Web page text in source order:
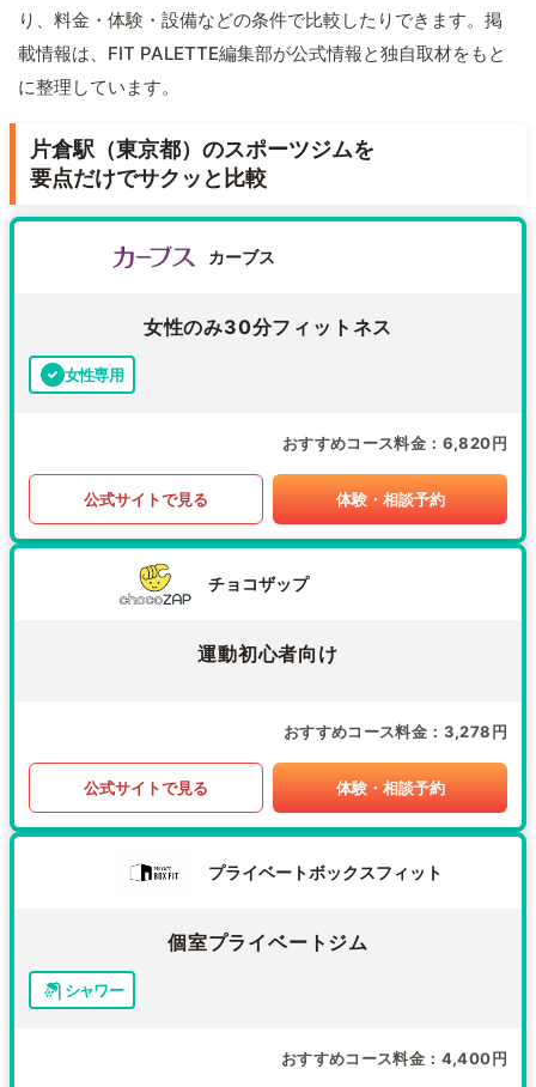
り、料金・体験・設備などの条件で比較したりできます。掲
載情報は、FIT PALETTE編集部が公式情報と独自取材をもと
に整理しています。
片倉駅（東京都）のスポーツジムを
要点だけでサクッと比較
カーブス
女性のみ30分フィットネス
女性専用
おすすめコース料金 6,820円
公式サイトで見る 体験・相談予約
チョコザップ
運動初心者向け
おすすめコース料金 3,278円
公式サイトで見る 体験・相談予約
プライベートボックスフィット
個室プライベートジム
シャワー
おすすめコース料金 4,400円